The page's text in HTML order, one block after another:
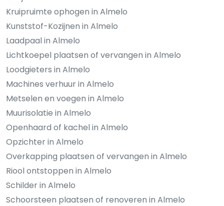
Kruipruimte ophogen in Almelo
Kunststof-Kozijnen in Almelo
Laadpaal in Almelo
Lichtkoepel plaatsen of vervangen in Almelo
Loodgieters in Almelo
Machines verhuur in Almelo
Metselen en voegen in Almelo
Muurisolatie in Almelo
Openhaard of kachel in Almelo
Opzichter in Almelo
Overkapping plaatsen of vervangen in Almelo
Riool ontstoppen in Almelo
Schilder in Almelo
Schoorsteen plaatsen of renoveren in Almelo